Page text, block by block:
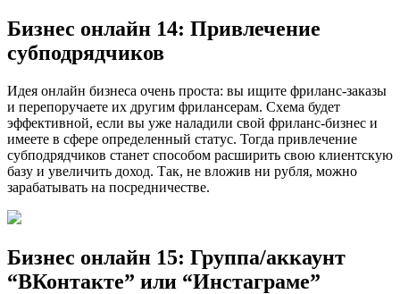
Бизнес онлайн 14: Привлечение
субподрядчиков
Идея онлайн бизнеса очень проста: вы ищите фриланс-заказы
и перепоручаете их другим фрилансерам. Схема будет
эффективной, если вы уже наладили свой фриланс-бизнес и
имеете в сфере определенный статус. Тогда привлечение
субподрядчиков станет способом расширить свою клиентскую
базу и увеличить доход. Так, не вложив ни рубля, можно
зарабатывать на посредничестве.
Бизнес онлайн 15: Группа/аккаунт
“ВКонтакте” или “Инстаграме”